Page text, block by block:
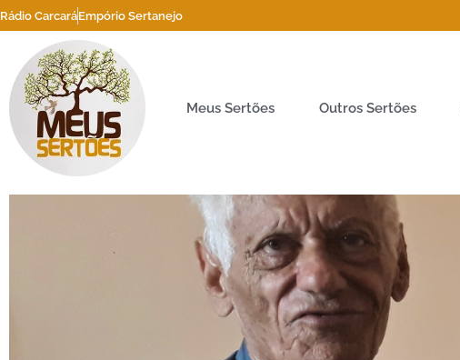
Rádio CarcaráEmpório Sertanejo
Meus Sertões Outros Sertões